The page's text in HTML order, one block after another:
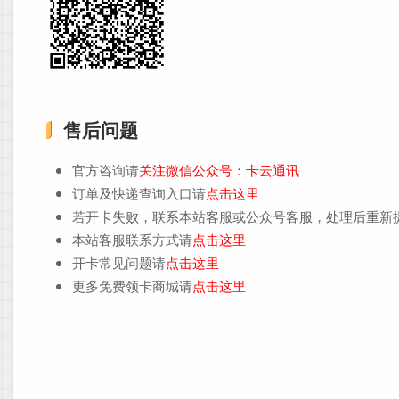
售后问题
官方咨询请关注微信公众号：卡云通讯
订单及快递查询入口请点击这里
若开卡失败，联系本站客服或公众号客服，处理后重新
本站客服联系方式请点击这里
开卡常见问题请点击这里
更多免费领卡商城请点击这里